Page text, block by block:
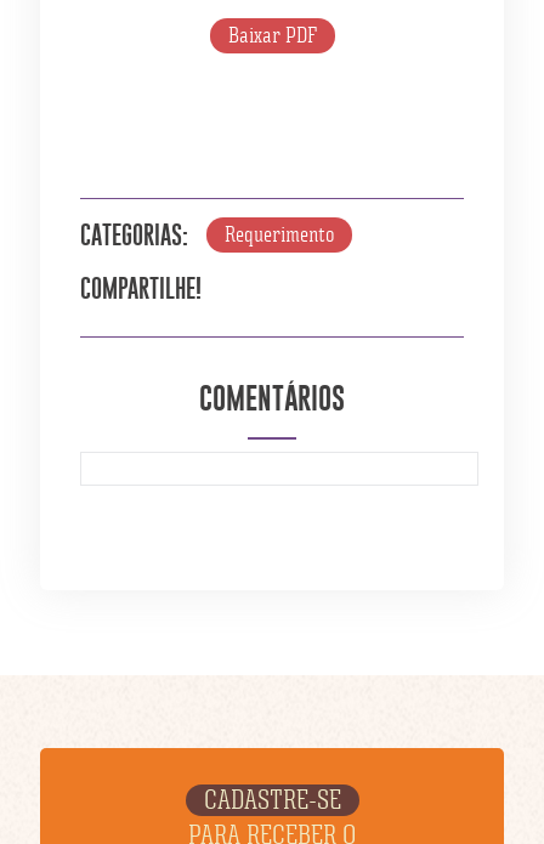
Baixar PDF
CATEGORIAS: Requerimento
COMPARTILHE!
COMENTÁRIOS
CADASTRE-SE
PARA RECEBER O